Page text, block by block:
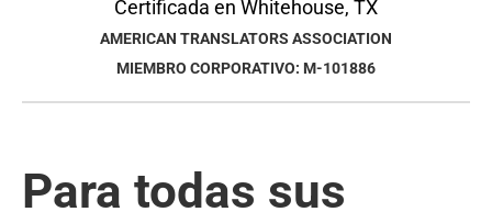
AMERICAN TRANSLATORS ASSOCIATION
MIEMBRO CORPORATIVO: M-101886
Para todas sus